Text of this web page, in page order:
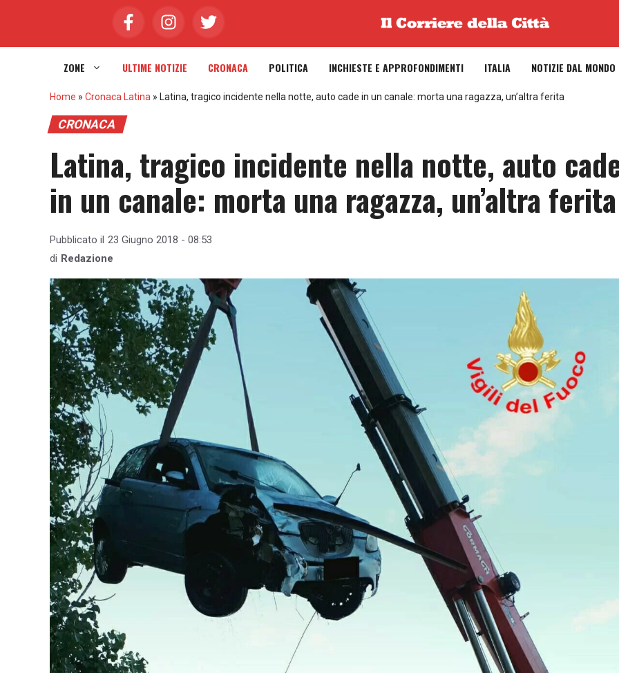
ZONE ULTIME NOTIZIE CRONACA POLITICA INCHIESTE E APPROFONDIMENTI ITALIA NOTIZIE DAL MONDO
Home » Cronaca Latina » Latina, tragico incidente nella notte, auto cade in un canale: morta una ragazza, un’altra ferita
CRONACA
Latina, tragico incidente nella notte, auto
in un canale: morta una ragazza, un’altra ferita
Pubblicato il 23 Giugno 2018 - 08:53
di Redazione